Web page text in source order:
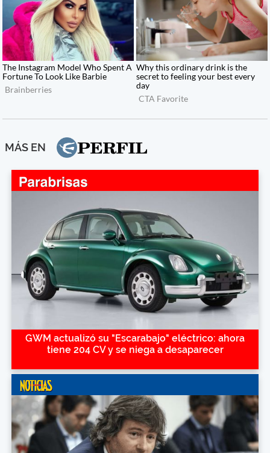
MÁS EN
GWM actualizó su "Escarabajo" eléctrico: ahora
tiene 204 CV y se niega a desaparecer